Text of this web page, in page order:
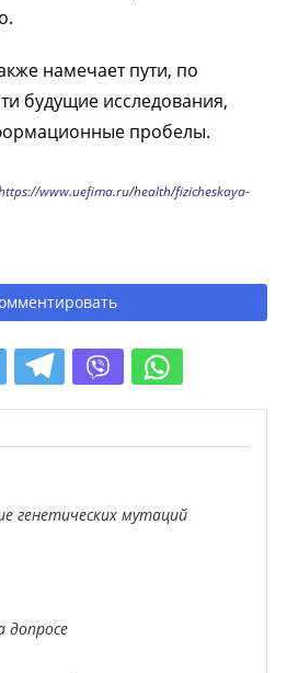
намечает пути, по
будущие исследования,
пробелы.
www.uefima.ru/health/fizicheskaya-
генетических мутаций
допросе